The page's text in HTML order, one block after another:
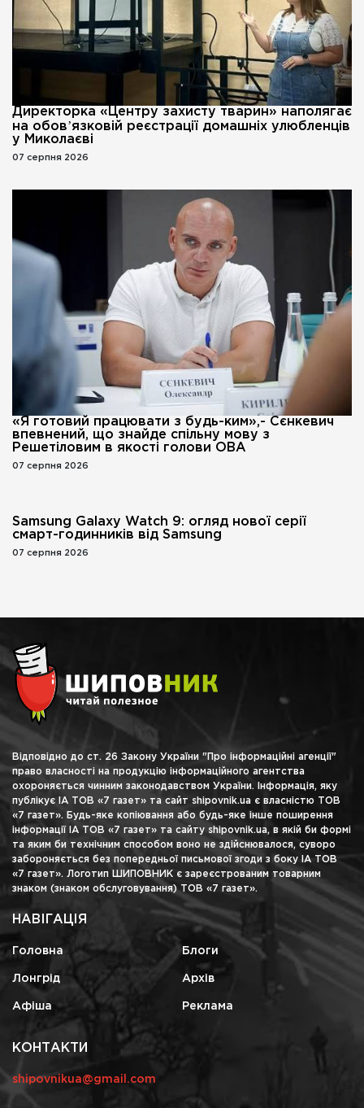
Директорка «Центру захисту тварин» наполягає
на обовʼязковій реєстрації домашніх улюбленців
у Миколаєві
07 серпня 2026
«Я готовий працювати з будь-ким»,- Сєнкевич
впевнений, що знайде спільну мову з
Решетіловим в якості голови ОВА
07 серпня 2026
Samsung Galaxy Watch 9: огляд нової серії
смарт-годинників від Samsung
07 серпня 2026
Відповідно до ст. 26 Закону України "Про інформаційні агенції"
право власності на продукцію інформаційного агентства
охороняється чинним законодавством України. Інформація, яку
публікує ІА ТОВ «7 газет» та сайт shipovnik.ua є власністю ТОВ
«7 газет». Будь-яке копіювання або будь-яке інше поширення
інформації ІА ТОВ «7 газет» та сайту shipovnik.ua, в якій би формі
та яким би технічним способом воно не здійснювалося, суворо
забороняється без попередньої письмової згоди з боку ІА ТОВ
«7 газет». Логотип ШИПОВНИК є зареєстрованим товарним
знаком (знаком обслуговування) ТОВ «7 газет».
НАВІГАЦІЯ
Головна Блоги
Лонгрід Архів
Афіша Реклама
КОНТАКТИ
shipovnikua@gmail.com